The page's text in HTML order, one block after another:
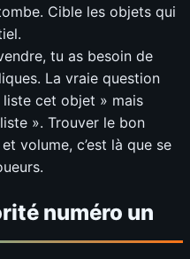
Cible les objets qui
tu as besoin de
La vraie question
liste cet objet » mais
». Trouver le bon
volume, c’est là que se
numéro un